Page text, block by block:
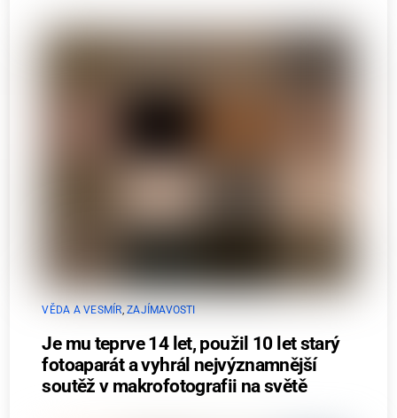
VĚDA A VESMÍR,ZAJÍMAVOSTI
Je mu teprve 14 let, použil 10 let starý
fotoaparát a vyhrál nejvýznamnější
soutěž v makrofotografii na světě